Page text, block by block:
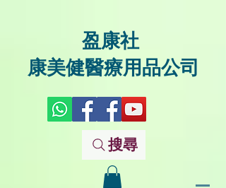
盈康社
康美健醫療用品公司
搜尋